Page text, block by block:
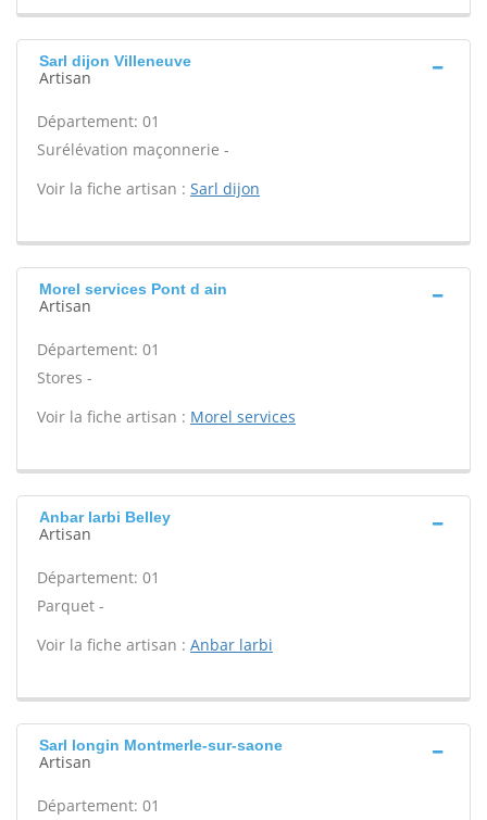
Sarl dijon Villeneuve
Artisan
Département: 01
Surélévation maçonnerie -
Voir la fiche artisan : Sarl dijon
Morel services Pont d ain
Artisan
Département: 01
Stores -
Voir la fiche artisan : Morel services
Anbar larbi Belley
Artisan
Département: 01
Parquet -
Voir la fiche artisan : Anbar larbi
Sarl longin Montmerle-sur-saone
Artisan
Département: 01